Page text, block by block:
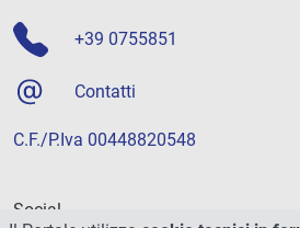
+39 0755851
Contatti
C.F./P.Iva 00448820548
Social